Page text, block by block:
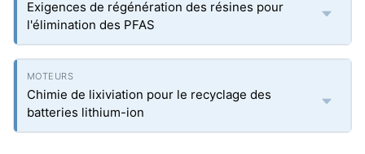
Exigences de régénération des résines pour
l'élimination des PFAS
Chimie de lixiviation pour le recyclage des
batteries lithium-ion